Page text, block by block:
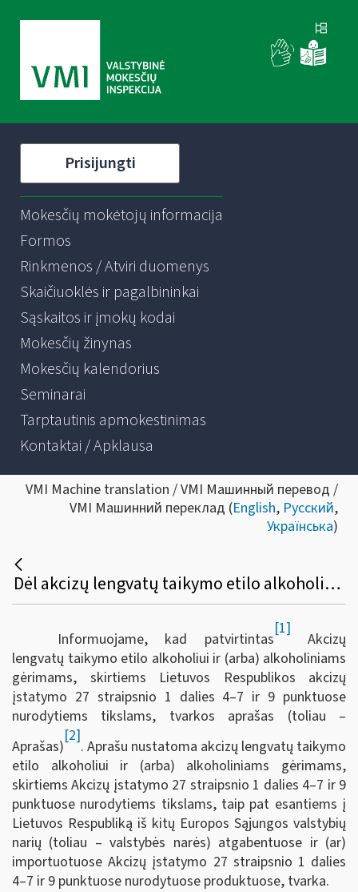
Prisijungti
Mokesčių mokėtojų informacija
Formos
Rinkmenos / Atviri duomenys
Skaičiuoklės ir pagalbininkai
Sąskaitos ir įmokų kodai
Mokesčių žinynas
Mokesčių kalendorius
Seminarai
Tarptautinis apmokestinimas
Kontaktai / Apklausa
VMI Machine translation / VMI Машинный перевод /
VMI Машинний переклад (English, Русский,
Українська)
Dėl akcizų lengvatų taikymo etilo alkoholiui ir (arba) alkoholiniams gėrimams, skirtiems Lietuvos Respublikos akcizų įstatymo 27 straipsnio 1 dalies 4–7 ir 9 punktuose nurodytiems tikslams, tvarkos aprašo patvirtinimo
Informuojame, kad patvirtintas
[1]
Akcizų
lengvatų taikymo etilo alkoholiui ir (arba) alkoholiniams
gėrimams, skirtiems Lietuvos Respublikos akcizų
įstatymo 27 straipsnio 1 dalies 4–7 ir 9 punktuose
nurodytiems tikslams, tvarkos aprašas (toliau –
Aprašas)
[2]
. Aprašu nustatoma akcizų lengvatų taikymo
etilo alkoholiui ir (arba) alkoholiniams gėrimams,
skirtiems Akcizų įstatymo 27 straipsnio 1 dalies 4–7 ir 9
punktuose nurodytiems tikslams, taip pat esantiems į
Lietuvos Respubliką iš kitų Europos Sąjungos valstybių
narių (toliau – valstybės narės) atgabentuose ir (ar)
importuotuose Akcizų įstatymo 27 straipsnio 1 dalies
4–7 ir 9 punktuose nurodytuose produktuose, tvarka.